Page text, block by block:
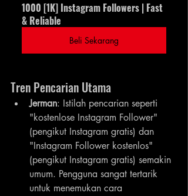
1000 [1K] Instagram Followers | Fast
& Reliable
Beli Sekarang
Tren Pencarian Utama
Jerman: Istilah pencarian seperti
"kostenlose Instagram Follower"
(pengikut Instagram gratis) dan
"Instagram Follower kostenlos"
(pengikut Instagram gratis) semakin
umum. Pengguna sangat tertarik
untuk menemukan cara